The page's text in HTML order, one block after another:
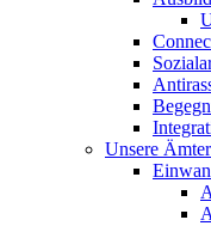
Unsere